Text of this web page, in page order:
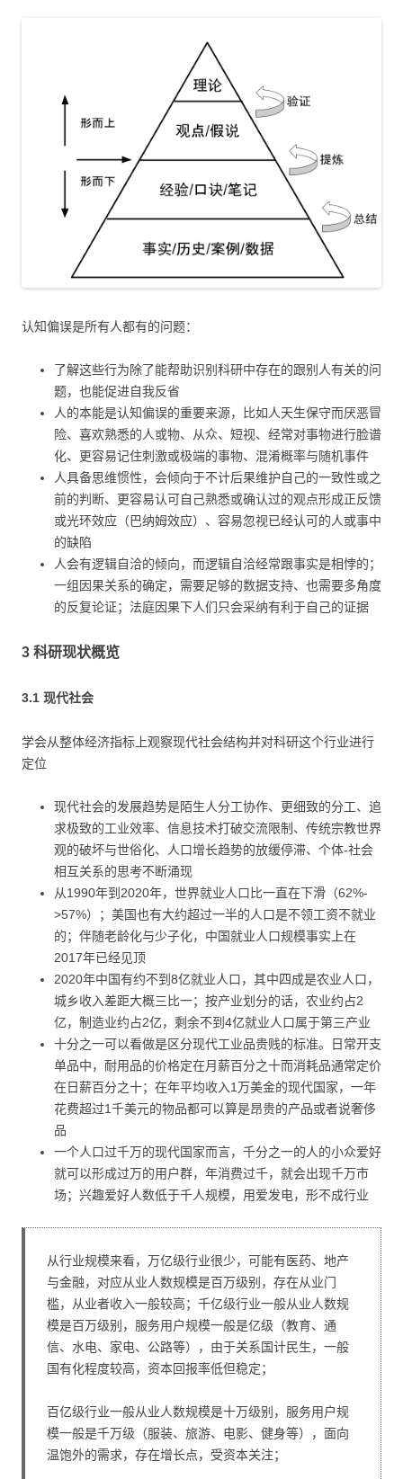
认知偏误是所有人都有的问题：
了解这些行为除了能帮助识别科研中存在的跟别人有关的问
题，也能促进自我反省
人的本能是认知偏误的重要来源，比如人天生保守而厌恶冒
险、喜欢熟悉的人或物、从众、短视、经常对事物进行脸谱
化、更容易记住刺激或极端的事物、混淆概率与随机事件
人具备思维惯性，会倾向于不计后果维护自己的一致性或之
前的判断、更容易认可自己熟悉或确认过的观点形成正反馈
或光环效应（巴纳姆效应）、容易忽视已经认可的人或事中
的缺陷
人会有逻辑自洽的倾向，而逻辑自洽经常跟事实是相悖的；
一组因果关系的确定，需要足够的数据支持、也需要多角度
的反复论证；法庭因果下人们只会采纳有利于自己的证据
3 科研现状概览
3.1 现代社会
学会从整体经济指标上观察现代社会结构并对科研这个行业进行
定位
现代社会的发展趋势是陌生人分工协作、更细致的分工、追
求极致的工业效率、信息技术打破交流限制、传统宗教世界
观的破坏与世俗化、人口增长趋势的放缓停滞、个体-社会
相互关系的思考不断涌现
从1990年到2020年，世界就业人口比一直在下滑（62%-
>57%）；美国也有大约超过一半的人口是不领工资不就业
的；伴随老龄化与少子化，中国就业人口规模事实上在
2017年已经见顶
2020年中国有约不到8亿就业人口，其中四成是农业人口，
城乡收入差距大概三比一；按产业划分的话，农业约占2
亿，制造业约占2亿，剩余不到4亿就业人口属于第三产业
十分之一可以看做是区分现代工业品贵贱的标准。日常开支
单品中，耐用品的价格定在月薪百分之十而消耗品通常定价
在日薪百分之十；在年平均收入1万美金的现代国家，一年
花费超过1千美元的物品都可以算是昂贵的产品或者说奢侈
品
一个人口过千万的现代国家而言，千分之一的人的小众爱好
就可以形成过万的用户群，年消费过千，就会出现千万市
场；兴趣爱好人数低于千人规模，用爱发电，形不成行业
从行业规模来看，万亿级行业很少，可能有医药、地产
与金融，对应从业人数规模是百万级别，存在从业门
槛，从业者收入一般较高；千亿级行业一般从业人数规
模是百万级别，服务用户规模一般是亿级（教育、通
信、水电、家电、公路等），由于关系国计民生，一般
国有化程度较高，资本回报率低但稳定；
百亿级行业一般从业人数规模是十万级别，服务用户规
模一般是千万级（服装、旅游、电影、健身等），面向
温饱外的需求，存在增长点，受资本关注；